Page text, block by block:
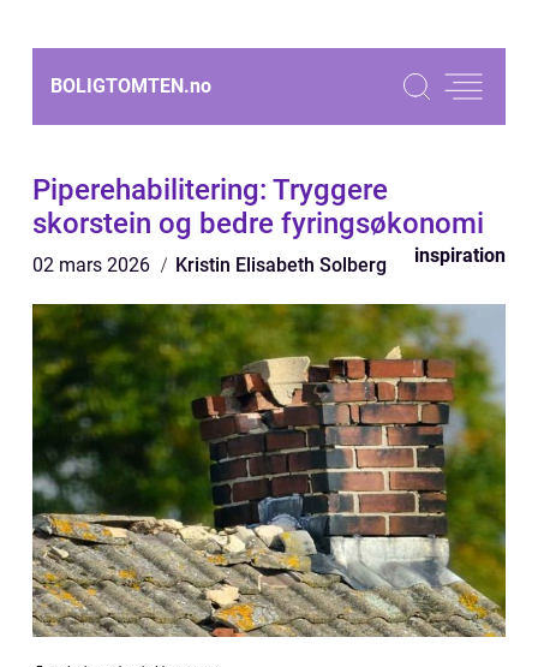
BOLIGTOMTEN.no
Piperehabilitering: Tryggere
skorstein og bedre fyringsøkonomi
02 mars 2026 Kristin Elisabeth Solberg inspiration